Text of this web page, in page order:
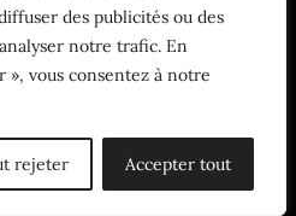
des publicités ou des
notre trafic. En
», vous consentez à notre
rejeter Accepter tout
à redécouvrir